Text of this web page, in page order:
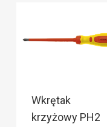
Wkrętak
krzyżowy PH2